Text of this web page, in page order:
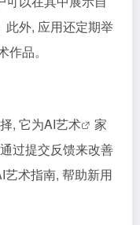
此外, 应用还定期举
品。
, 它为AI艺术
家
过提交反馈来改善
术指南, 帮助新用